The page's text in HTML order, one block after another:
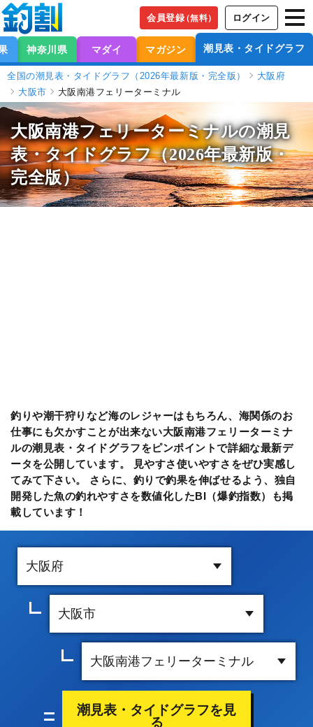
会員登録（無料） ログイン
神奈川県 マダイ マガジン 潮見表・タイドグラフ
全国の潮見表・タイドグラフ（2026年最新版・完全版）
大阪府
大阪市
大阪南港フェリーターミナル
大阪南港フェリーターミナルの潮見
表・タイドグラフ（2026年最新版・
完全版）
釣りや潮干狩りなど海のレジャーはもちろん、海関係のお
仕事にも欠かすことが出来ない大阪南港フェリーターミナ
ルの潮見表・タイドグラフをピンポイントで詳細な最新デ
ータを公開しています。 見やすさ使いやすさをぜひ実感し
てみて下さい。 さらに、釣りで釣果を伸ばせるよう、独自
開発した魚の釣れやすさを数値化したBI（爆釣指数）も掲
載しています！
潮見表・タイドグラフを見
る